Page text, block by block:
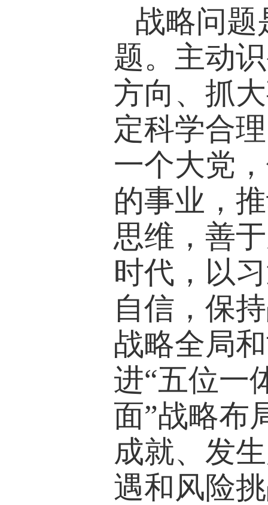
战略问题
题。主动
方向、抓
定科学合
一个大党
的事业，
思维，善
时代，以
自信，保
战略全局
进“五位一
面”战略布
成就、发
遇和风险